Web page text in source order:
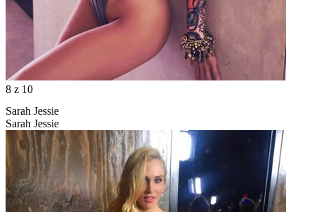
8 z 10
Sarah Jessie
Sarah Jessie